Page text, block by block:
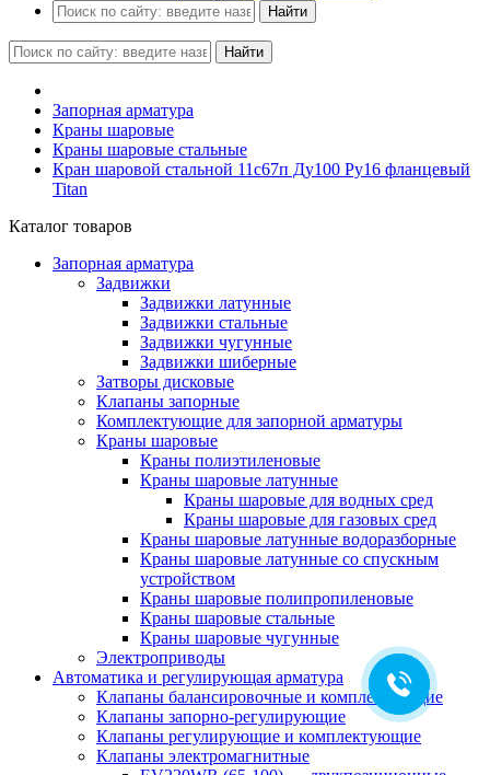
Найти
Найти
Запорная арматура
Краны шаровые
Краны шаровые стальные
Кран шаровой стальной 11с67п Ду100 Ру16 фланцевый
Titan
Каталог товаров
Запорная арматура
Задвижки
Задвижки латунные
Задвижки стальные
Задвижки чугунные
Задвижки шиберные
Затворы дисковые
Клапаны запорные
Комплектующие для запорной арматуры
Краны шаровые
Краны полиэтиленовые
Краны шаровые латунные
Краны шаровые для водных сред
Краны шаровые для газовых сред
Краны шаровые латунные водоразборные
Краны шаровые латунные со спускным
устройством
Краны шаровые полипропиленовые
Краны шаровые стальные
Краны шаровые чугунные
Электроприводы
Автоматика и регулирующая арматура
Клапаны балансировочные и комплектующие
Клапаны запорно-регулирующие
Клапаны регулирующие и комплектующие
Клапаны электромагнитные